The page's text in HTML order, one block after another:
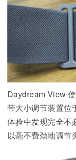
Daydream View
带大小调节装置位
体验中发现完全不
以毫不费劲地调节